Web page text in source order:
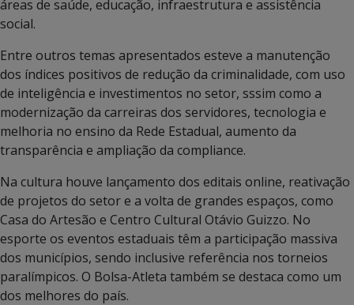
áreas de saúde, educação, infraestrutura e assistência
social.
Entre outros temas apresentados esteve a manutenção
dos índices positivos de redução da criminalidade, com uso
de inteligência e investimentos no setor, sssim como a
modernização da carreiras dos servidores, tecnologia e
melhoria no ensino da Rede Estadual, aumento da
transparência e ampliação da compliance.
Na cultura houve lançamento dos editais online, reativação
de projetos do setor e a volta de grandes espaços, como
Casa do Artesão e Centro Cultural Otávio Guizzo. No
esporte os eventos estaduais têm a participação massiva
dos municípios, sendo inclusive referência nos torneios
paralímpicos. O Bolsa-Atleta também se destaca como um
dos melhores do país.